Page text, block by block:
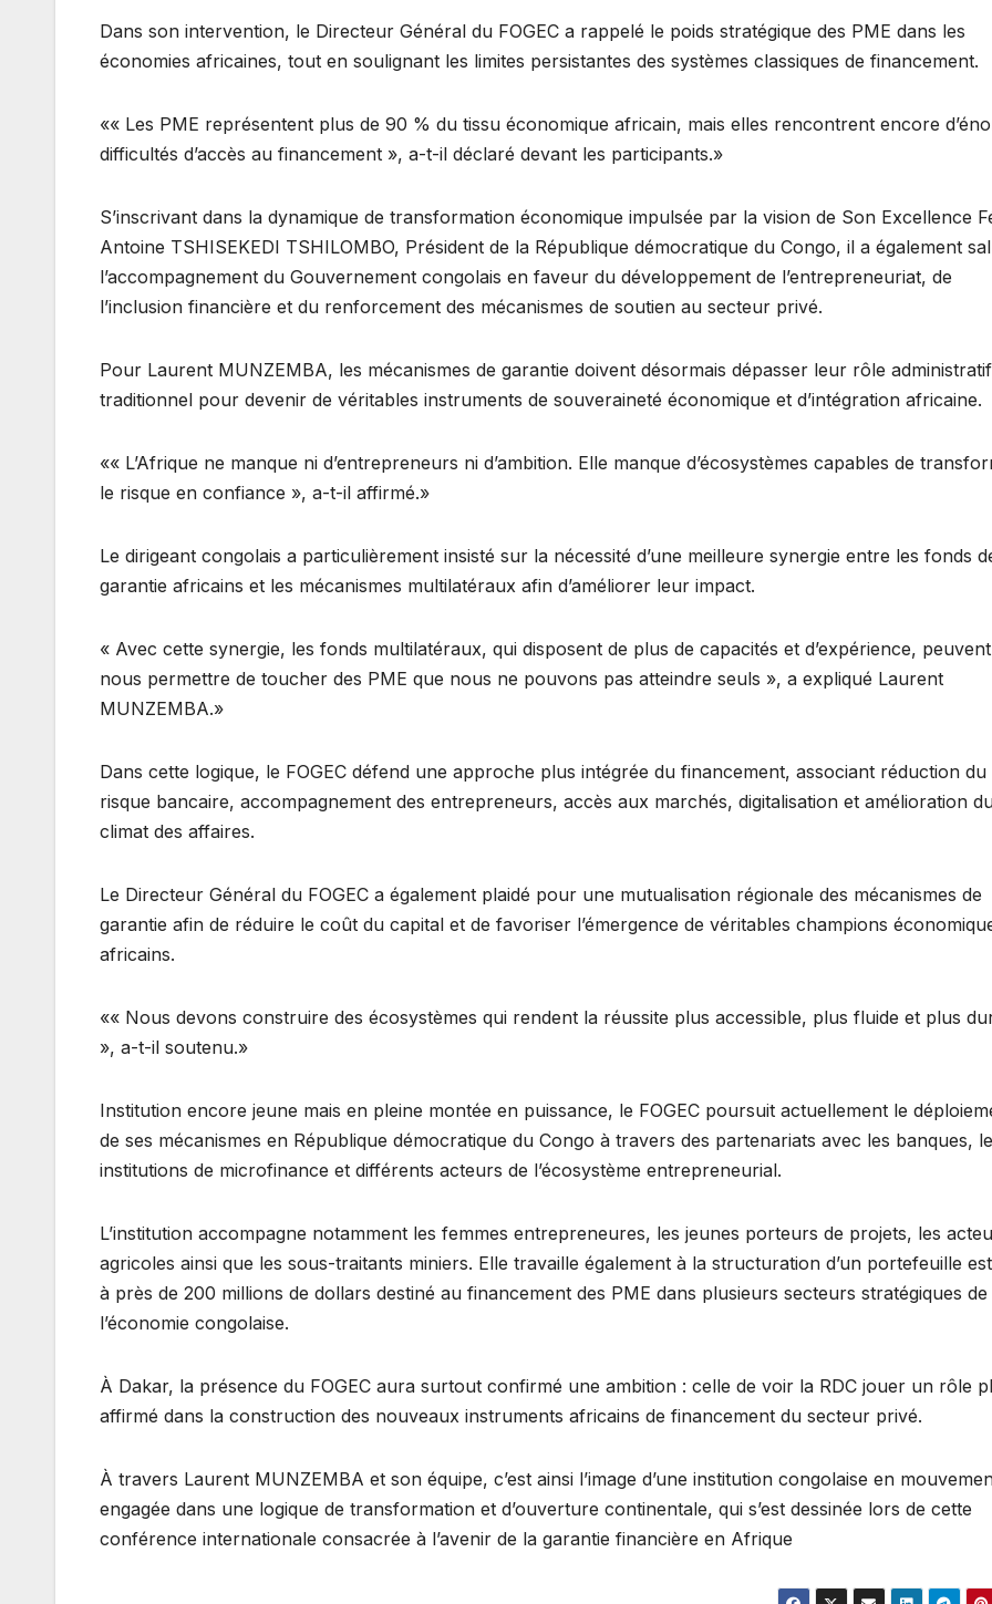
Dans son intervention, le Directeur Général du FOGEC a rappelé le poids stratégique des PME dans les
économies africaines, tout en soulignant les limites persistantes des systèmes classiques de financement.
«« Les PME représentent plus de 90 % du tissu économique africain, mais elles rencontrent encore
difficultés d’accès au financement », a-t-il déclaré devant les participants.»
S’inscrivant dans la dynamique de transformation économique impulsée par la vision de Son Excellence
Antoine TSHISEKEDI TSHILOMBO, Président de la République démocratique du Congo, il a également
l’accompagnement du Gouvernement congolais en faveur du développement de l’entrepreneuriat, de
l’inclusion financière et du renforcement des mécanismes de soutien au secteur privé.
Pour Laurent MUNZEMBA, les mécanismes de garantie doivent désormais dépasser leur rôle administratif
traditionnel pour devenir de véritables instruments de souveraineté économique et d’intégration africaine.
«« L’Afrique ne manque ni d’entrepreneurs ni d’ambition. Elle manque d’écosystèmes capables de
le risque en confiance », a-t-il affirmé.»
Le dirigeant congolais a particulièrement insisté sur la nécessité d’une meilleure synergie entre les fonds
garantie africains et les mécanismes multilatéraux afin d’améliorer leur impact.
« Avec cette synergie, les fonds multilatéraux, qui disposent de plus de capacités et d’expérience, peuvent
nous permettre de toucher des PME que nous ne pouvons pas atteindre seuls », a expliqué Laurent
MUNZEMBA.»
Dans cette logique, le FOGEC défend une approche plus intégrée du financement, associant réduction du
risque bancaire, accompagnement des entrepreneurs, accès aux marchés, digitalisation et amélioration
climat des affaires.
Le Directeur Général du FOGEC a également plaidé pour une mutualisation régionale des mécanismes de
garantie afin de réduire le coût du capital et de favoriser l’émergence de véritables champions
africains.
«« Nous devons construire des écosystèmes qui rendent la réussite plus accessible, plus fluide et plus
», a-t-il soutenu.»
Institution encore jeune mais en pleine montée en puissance, le FOGEC poursuit actuellement le
de ses mécanismes en République démocratique du Congo à travers des partenariats avec les banques,
institutions de microfinance et différents acteurs de l’écosystème entrepreneurial.
L’institution accompagne notamment les femmes entrepreneures, les jeunes porteurs de projets, les
agricoles ainsi que les sous-traitants miniers. Elle travaille également à la structuration d’un portefeuille
à près de 200 millions de dollars destiné au financement des PME dans plusieurs secteurs stratégiques de
l’économie congolaise.
À Dakar, la présence du FOGEC aura surtout confirmé une ambition : celle de voir la RDC jouer un rôle
affirmé dans la construction des nouveaux instruments africains de financement du secteur privé.
À travers Laurent MUNZEMBA et son équipe, c’est ainsi l’image d’une institution congolaise en
engagée dans une logique de transformation et d’ouverture continentale, qui s’est dessinée lors de cette
conférence internationale consacrée à l’avenir de la garantie financière en Afrique